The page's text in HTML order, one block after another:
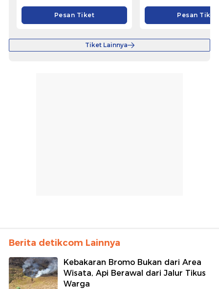
Pesan Tiket Pesan Tiket
Tiket Lainnya
Berita detikcom Lainnya
Kebakaran Bromo Bukan dari Area
Wisata, Api Berawal dari Jalur Tikus
Warga